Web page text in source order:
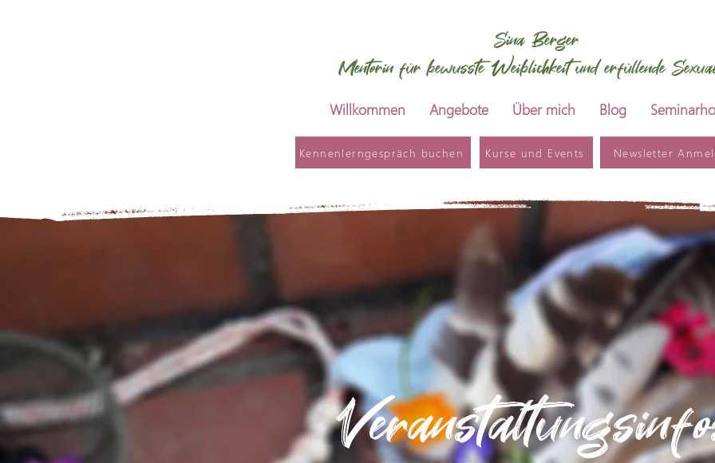
Sina Berger
Mentorin für bewusste Weiblichkeit und erfüllende
Willkommen Angebote Über mich Blog
Kennenlerngespräch buchen Kurse und Events Newsletter